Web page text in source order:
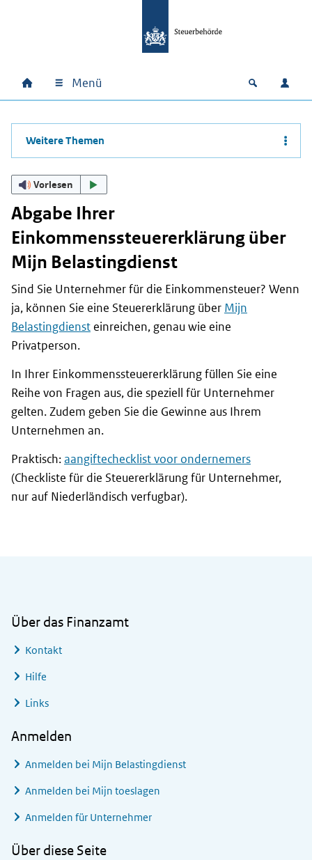
Hauptnavigation
Home Menü Open
Weitere Themen
Vorlesen
Abgabe Ihrer
Einkommenssteuererklärung über
Mijn Belastingdienst
Sind Sie Unternehmer für die Einkommensteuer? Wenn
ja, können Sie eine Steuererklärung über Mijn
Belastingdienst einreichen, genau wie eine
Privatperson.
In Ihrer Einkommenssteuererklärung füllen Sie eine
Reihe von Fragen aus, die speziell für Unternehmer
gelten. Zudem geben Sie die Gewinne aus Ihrem
Unternehmen an.
Praktisch:aangiftechecklist voor ondernemers
(Checkliste für die Steuererklärung für Unternehmer,
nur auf Niederländisch verfugbar).
Über das Finanzamt
Kontakt
Hilfe
Links
Anmelden
Anmelden bei Mijn Belastingdienst
Anmelden bei Mijn toeslagen
Anmelden für Unternehmer
Über diese Seite